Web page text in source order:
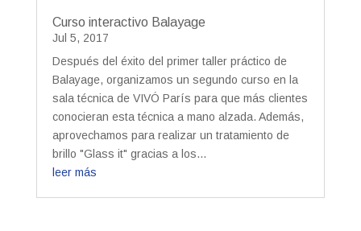
Curso interactivo Balayage
Jul 5, 2017
Después del éxito del primer taller práctico de
Balayage, organizamos un segundo curso en la
sala técnica de VIVÓ París para que más clientes
conocieran esta técnica a mano alzada. Además,
aprovechamos para realizar un tratamiento de
brillo "Glass it" gracias a los...
leer más